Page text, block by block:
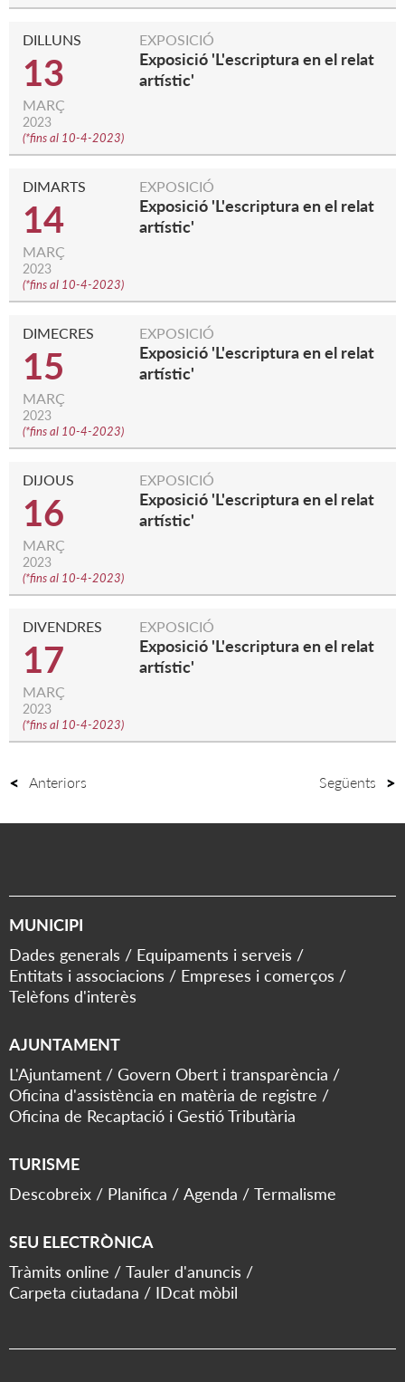
DILLUNS
13
MARÇ
2023
(*fins al 10-4-2023)
EXPOSICIÓ
Exposició 'L'escriptura en el relat
artístic'
DIMARTS
14
MARÇ
2023
(*fins al 10-4-2023)
EXPOSICIÓ
Exposició 'L'escriptura en el relat
artístic'
DIMECRES
15
MARÇ
2023
(*fins al 10-4-2023)
EXPOSICIÓ
Exposició 'L'escriptura en el relat
artístic'
DIJOUS
16
MARÇ
2023
(*fins al 10-4-2023)
EXPOSICIÓ
Exposició 'L'escriptura en el relat
artístic'
DIVENDRES
17
MARÇ
2023
(*fins al 10-4-2023)
EXPOSICIÓ
Exposició 'L'escriptura en el relat
artístic'
Anteriors Següents
MUNICIPI
Dades generals
Equipaments i serveis
Entitats i associacions
Empreses i comerços
Telèfons d'interès
AJUNTAMENT
L'Ajuntament
Govern Obert i transparència
Oficina d'assistència en matèria de registre
Oficina de Recaptació i Gestió Tributària
TURISME
Descobreix
Planifica Agenda Termalisme
SEU ELECTRÒNICA
Tràmits online
Tauler d'anuncis
Carpeta ciutadana
IDcat mòbil